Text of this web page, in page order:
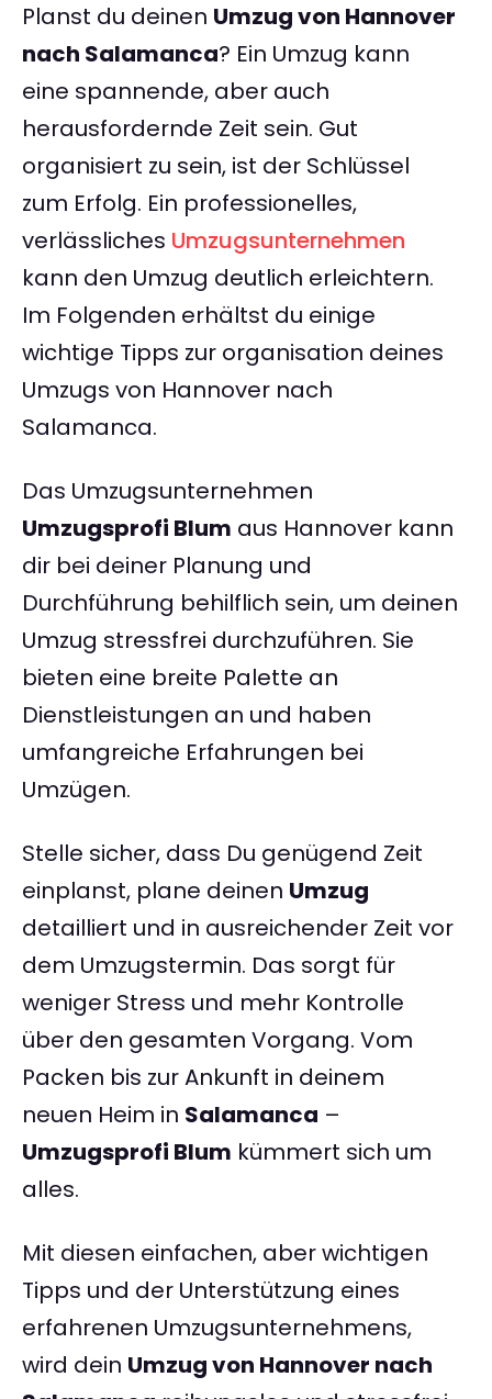
Planst du deinen Umzug von Hannover
nach Salamanca? Ein Umzug kann
eine spannende, aber auch
herausfordernde Zeit sein. Gut
organisiert zu sein, ist der Schlüssel
zum Erfolg. Ein professionelles,
verlässliches Umzugsunternehmen
kann den Umzug deutlich erleichtern.
Im Folgenden erhältst du einige
wichtige Tipps zur organisation deines
Umzugs von Hannover nach
Salamanca.
Das Umzugsunternehmen
Umzugsprofi Blum aus Hannover kann
dir bei deiner Planung und
Durchführung behilflich sein, um deinen
Umzug stressfrei durchzuführen. Sie
bieten eine breite Palette an
Dienstleistungen an und haben
umfangreiche Erfahrungen bei
Umzügen.
Stelle sicher, dass Du genügend Zeit
einplanst, plane deinen Umzug
detailliert und in ausreichender Zeit vor
dem Umzugstermin. Das sorgt für
weniger Stress und mehr Kontrolle
über den gesamten Vorgang. Vom
Packen bis zur Ankunft in deinem
neuen Heim in Salamanca –
Umzugsprofi Blum kümmert sich um
alles.
Mit diesen einfachen, aber wichtigen
Tipps und der Unterstützung eines
erfahrenen Umzugsunternehmens,
wird dein Umzug von Hannover nach